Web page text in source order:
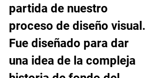
partida de nuestro
proceso de diseño visual.
Fue diseñado para dar
una idea de la compleja